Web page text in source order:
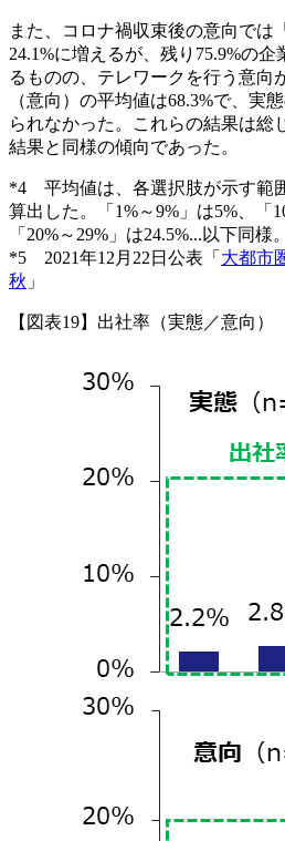
また、コロナ禍収束後の意向では
24.1%に増えるが、残り75.9%の
るものの、テレワークを行う意向
（意向）の平均値は68.3%で、実
られなかった。これらの結果は総
結果と同様の傾向であった。
*4 平均値は、各選択肢が示す範
算出した。「1%～9%」は5%、「
「20%～29%」は24.5%...以下同様。
*5 2021年12月22日公表「 大都市
秋 」
【図表19】出社率（実態／意向）